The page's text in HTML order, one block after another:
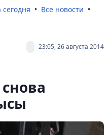
Все новости
23:05, 26 августа 2014